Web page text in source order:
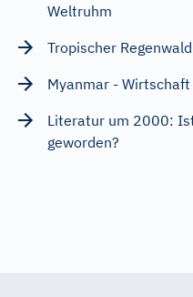
Weltruhm
Tropischer
Myanmar - Wirtschaft
Literatur um 2000:
geworden?